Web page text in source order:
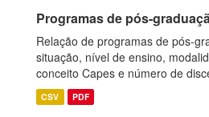
Programas de pós-
Relação de programas de pós-
situação, nível de ensino,
conceito Capes e número de
CSV PDF